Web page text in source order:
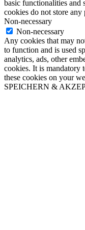
basic functionalities and
cookies do not store
Non-necessary
Non-necessary
Any cookies that may
to function and is used
analytics, ads, other
cookies. It is mandatory
these cookies on your
SPEICHERN &